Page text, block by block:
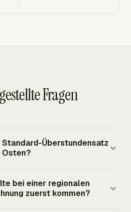
Fragen
Überstundensatz
Osten?
Golfstaaten verwenden
und 48 Stunden pro Woche
bei einer regionalen
zuerst kommen?